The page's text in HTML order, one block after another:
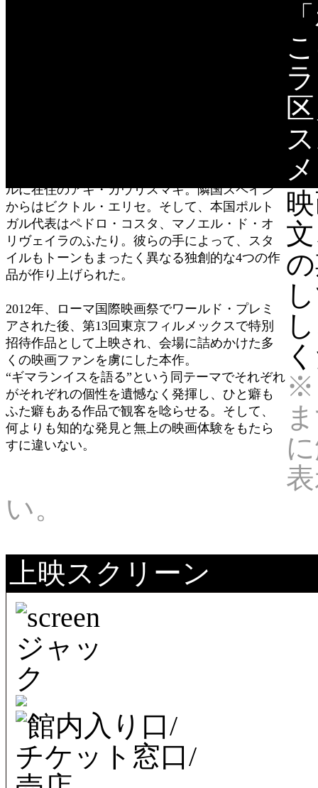
ルに在住のアキ・カウリスマキ。隣国スペイン
からはビクトル・エリセ。そして、本国ポルト
ガル代表はペドロ・コスタ、マノエル・ド・オ
リヴェイラのふたり。彼らの手によって、スタ
イルもトーンもまったく異なる独創的な4つの作
品が作り上げられた。
2012年、ローマ国際映画祭でワールド・プレミ
アされた後、第13回東京フィルメックスで特別
招待作品として上映され、会場に詰めかけた多
くの映画ファンを虜にした本作。
“ギマランイスを語る”という同テーマでそれぞれ
がそれぞれの個性を遺憾なく発揮し、ひと癖も
ふた癖もある作品で観客を唸らせる。そして、
何よりも知的な発見と無上の映画体験をもたら
すに違いない。
※
い。
上映スクリーン